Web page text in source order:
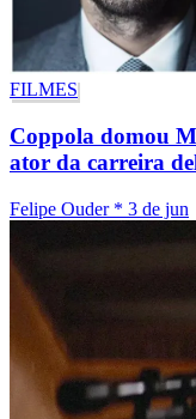
FILMES
Coppola domou
ator da carreira
Felipe Ouder * 3 de jun